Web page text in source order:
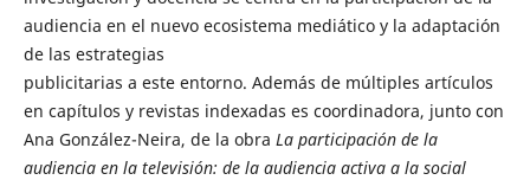
audiencia en el nuevo ecosistema mediático y la adaptación
de las estrategias
publicitarias a este entorno. Además de múltiples artículos
en capítulos y revistas indexadas es coordinadora, junto con
Ana González-Neira, de la obra La participación de la
audiencia en la televisión: de la audiencia activa a la social